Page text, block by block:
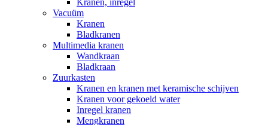
Kranen, inregel
Vacuüm
Kranen
Bladkranen
Multimedia kranen
Wandkraan
Bladkraan
Zuurkasten
Kranen en kranen met keramische schijven
Kranen voor gekoeld water
Inregel kranen
Mengkranen